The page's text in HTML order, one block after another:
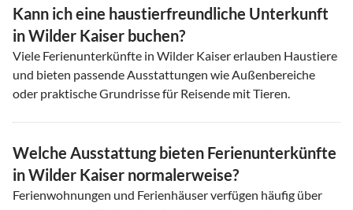
Kann ich eine haustierfreundliche Unterkunft
in Wilder Kaiser buchen?
Viele Ferienunterkünfte in Wilder Kaiser erlauben Haustiere
und bieten passende Ausstattungen wie Außenbereiche
oder praktische Grundrisse für Reisende mit Tieren.
Welche Ausstattung bieten Ferienunterkünfte
in Wilder Kaiser normalerweise?
Ferienwohnungen und Ferienhäuser verfügen häufig über